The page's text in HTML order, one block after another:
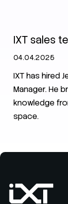
IXT sales
04.04.2025
IXT has hired
Manager. He
knowledge
space.